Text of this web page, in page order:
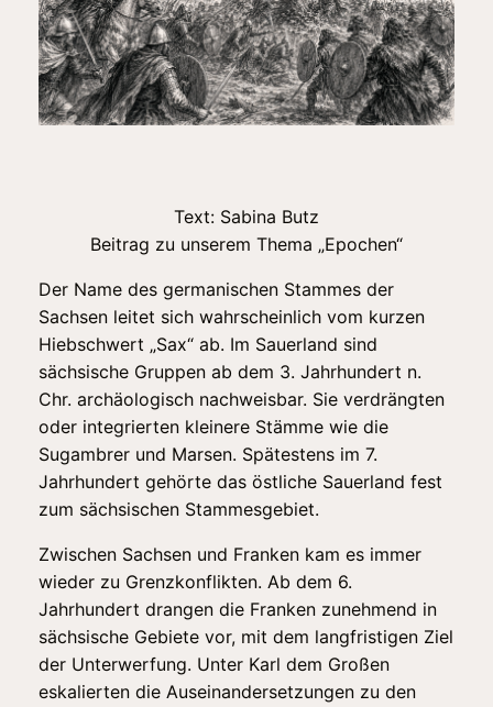
Text: Sabina Butz
Beitrag zu unserem Thema „Epochen“
Der Name des germanischen Stammes der
Sachsen leitet sich wahrscheinlich vom kurzen
Hiebschwert „Sax“ ab. Im Sauerland sind
sächsische Gruppen ab dem 3. Jahrhundert n.
Chr. archäologisch nachweisbar. Sie verdrängten
oder integrierten kleinere Stämme wie die
Sugambrer und Marsen. Spätestens im 7.
Jahrhundert gehörte das östliche Sauerland fest
zum sächsischen Stammesgebiet.
Zwischen Sachsen und Franken kam es immer
wieder zu Grenzkonflikten. Ab dem 6.
Jahrhundert drangen die Franken zunehmend in
sächsische Gebiete vor, mit dem langfristigen Ziel
der Unterwerfung. Unter Karl dem Großen
eskalierten die Auseinandersetzungen zu den